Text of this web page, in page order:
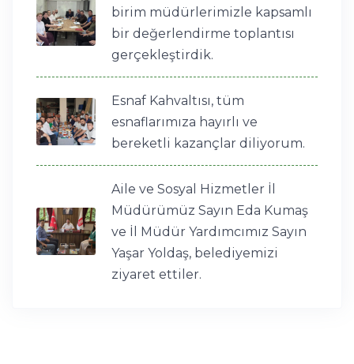
birim müdürlerimizle kapsamlı
bir değerlendirme toplantısı
gerçekleştirdik.
Esnaf Kahvaltısı, tüm
esnaflarımıza hayırlı ve
bereketli kazançlar diliyorum.
Aile ve Sosyal Hizmetler İl
Müdürümüz Sayın Eda Kumaş
ve İl Müdür Yardımcımız Sayın
Yaşar Yoldaş, belediyemizi
ziyaret ettiler.